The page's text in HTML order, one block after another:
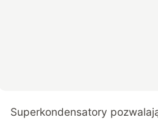
Superkondensatory